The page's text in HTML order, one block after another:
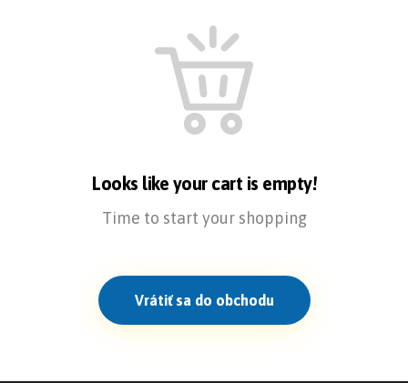
Looks like your cart is empty!
Time to start your shopping
Vrátiť sa do obchodu